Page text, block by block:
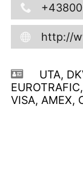
http://
UTA,
VISA, AMEX,